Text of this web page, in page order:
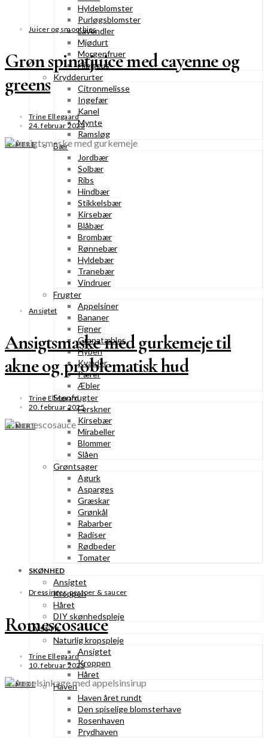
Hyldeblomster
Purløgsblomster
Lavendler
Mjødurt
Morgenfruer
Hibiscus
Krydderurter
Citronmelisse
Ingefær
Kanel
Mynte
Ramsløg
Bær
Jordbær
Solbær
Ribs
Hindbær
Stikkelsbær
Kirsebær
Blåbær
Brombær
Rønnebær
Hyldebær
Tranebær
Vindruer
Frugter
Appelsiner
Bananer
Figner
Granatæbler
Hyben
Kvæder
Pærer
Æbler
Stenfrugter
Ferskner
Kirsebær
Mirabeller
Blommer
Slåen
Grøntsager
Agurk
Asparges
Græskar
Grønkål
Rabarber
Radiser
Rødbeder
Tomater
SKØNHED
Ansigtet
Kroppen
Håret
DIY skønhedspleje
LIVSSTIL
Naturlig kropspleje
Ansigtet
Kroppen
Håret
Haven
Haven året rundt
Den spiselige blomsterhave
Rosenhaven
Prydhaven
Juicer og smoothies
Grøn spinatjuice med cayenne og
greens
Trine Ellegaard
24. februar 2025
SE MERE
Ansigtet
Ansigtsmaske med gurkemeje til
akne og problematisk hud
Trine Ellegaard
20. februar 2025
SE MERE
Dressinger, pestoer & saucer
Romescosauce
Trine Ellegaard
10. februar 2025
SE MERE